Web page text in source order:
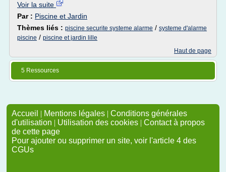
Voir la suite
Par : Piscine et Jardin
Thèmes liés : piscine securite systeme alarme / systeme d'alarme
piscine / piscine et jardin lille
Haut de page
5 Ressources
Accueil | Mentions légales | Conditions générales
d'utilisation | Utilisation des cookies | Contact à propos
de cette page
Pour ajouter ou supprimer un site, voir l'article 4 des
CGUs